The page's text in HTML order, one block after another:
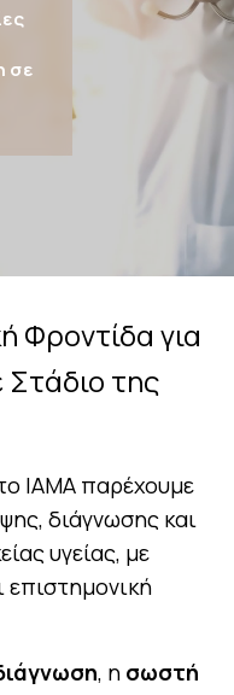
σε
Φροντίδα για
Στάδιο της
ΙΑΜΑ παρέχουμε
διάγνωσης και
υγείας, με
επιστημονική
, η σωστή